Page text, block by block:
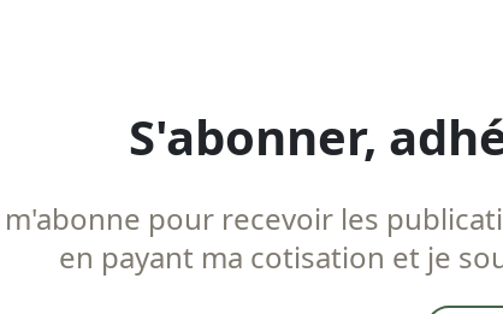
S'abonner,
m'abonne pour recevoir les
en payant ma cotisation et je